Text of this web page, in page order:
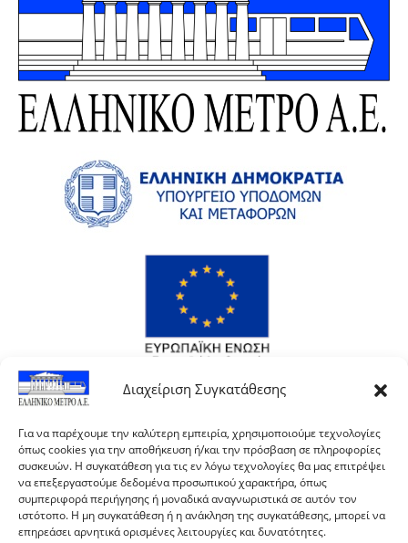
Διαχείριση Συγκατάθεσης
Για να παρέχουμε την καλύτερη εμπειρία, χρησιμοποιούμε τεχνολογίες
όπως cookies για την αποθήκευση ή/και την πρόσβαση σε πληροφορίες
συσκευών. Η συγκατάθεση για τις εν λόγω τεχνολογίες θα μας επιτρέψει
να επεξεργαστούμε δεδομένα προσωπικού χαρακτήρα, όπως
συμπεριφορά περιήγησης ή μοναδικά αναγνωριστικά σε αυτόν τον
ιστότοπο. Η μη συγκατάθεση ή η ανάκληση της συγκατάθεσης, μπορεί να
επηρεάσει αρνητικά ορισμένες λειτουργίες και δυνατότητες.